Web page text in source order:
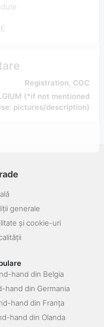
Registration, COC
(*if not mentioned
pictures/description)
generale
și cookie-uri
hand din Belgia
hand din Germania
hand din Franța
hand din Olanda